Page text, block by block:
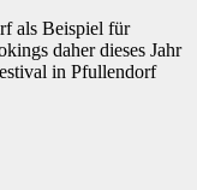
als Beispiel für
daher dieses Jahr
in Pfullendorf